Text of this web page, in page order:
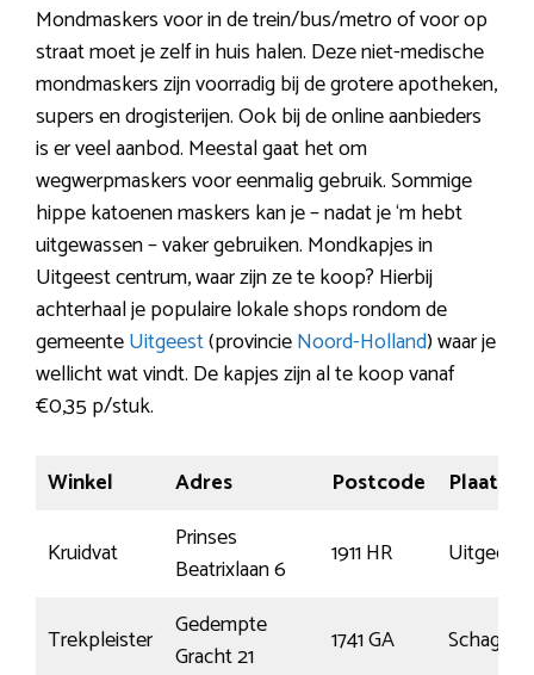
Mondmaskers voor in de trein/bus/metro of voor op
straat moet je zelf in huis halen. Deze niet-medische
mondmaskers zijn voorradig bij de grotere apotheken,
supers en drogisterijen. Ook bij de online aanbieders
is er veel aanbod. Meestal gaat het om
wegwerpmaskers voor eenmalig gebruik. Sommige
hippe katoenen maskers kan je – nadat je ‘m hebt
uitgewassen – vaker gebruiken. Mondkapjes in
Uitgeest centrum, waar zijn ze te koop? Hierbij
achterhaal je populaire lokale shops rondom de
gemeenteUitgeest(provincieNoord-Holland) waar je
wellicht wat vindt. De kapjes zijn al te koop vanaf
€0,35 p/stuk.
Winkel Adres Postcode
Plaats
Kruidvat
Prinses
Beatrixlaan 6
1911 HR Uitgeest
Trekpleister
Gedempte
Gracht 21
1741 GA Schagen